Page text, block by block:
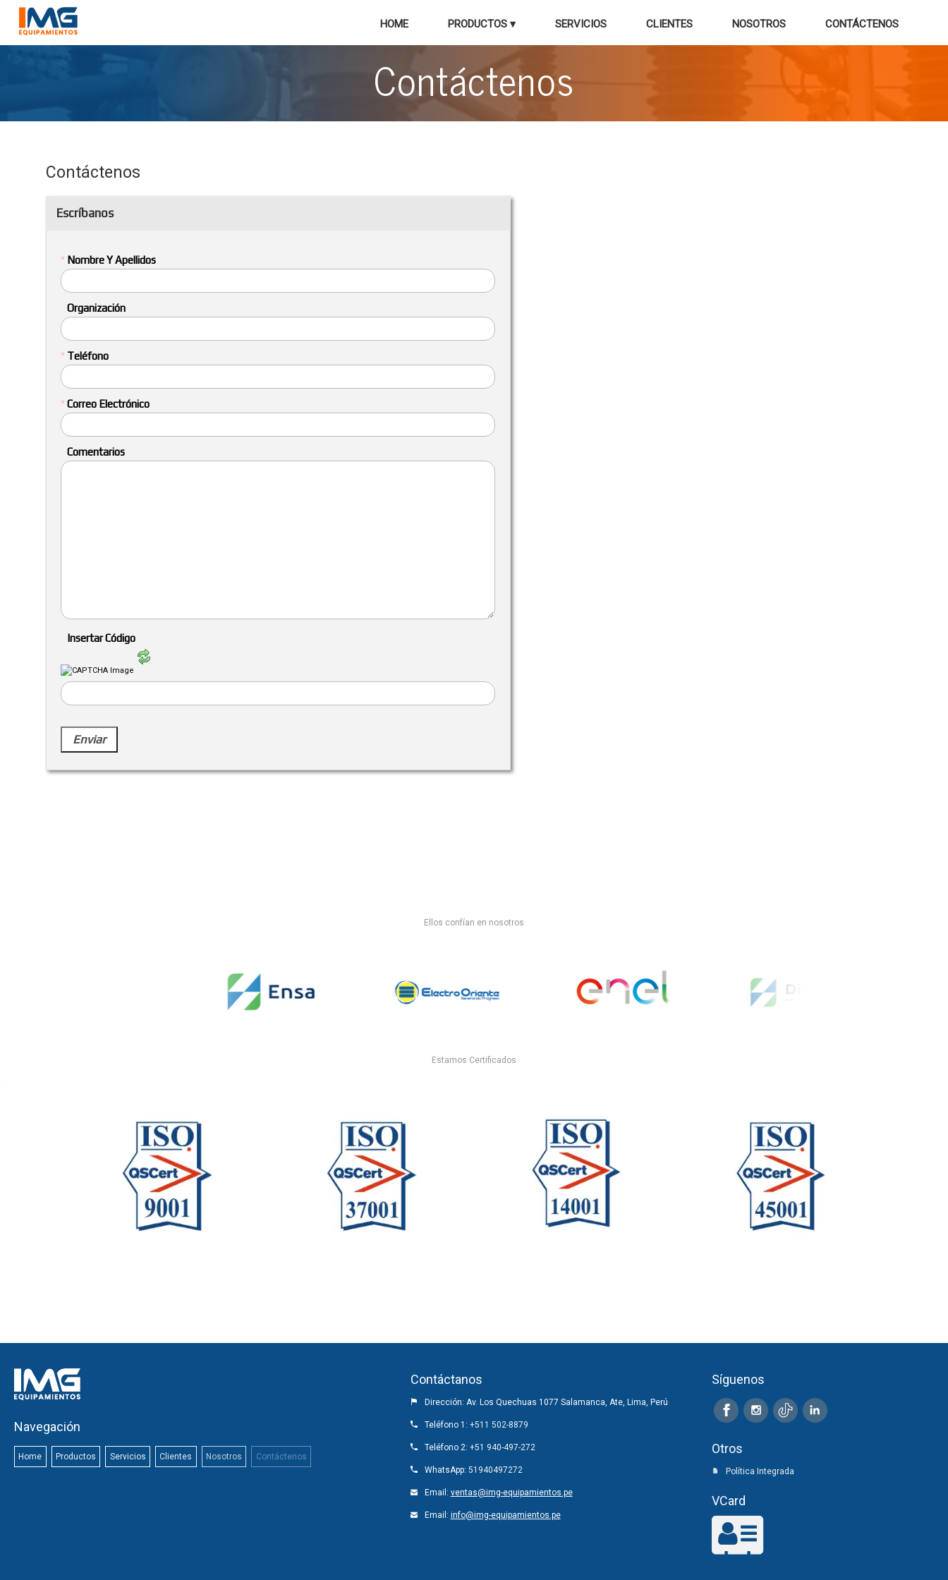
HOME PRODUCTOS ▾ SERVICIOS CLIENTES NOSOTROS CONTÁCTENOS
Contáctenos
Contáctenos
Escríbanos
* Nombre Y Apellidos
Organización
* Teléfono
*Correo Electrónico
Comentarios
Insertar Código
Ellos confían en nosotros
Estamos Certificados
Navegación
Home Productos Servicios Clientes Nosotros Contáctenos
Contáctanos
Dirección: Av. Los Quechuas 1077 Salamanca, Ate, Lima, Perú
Teléfono 1: +511 502-8879
Teléfono 2: +51 940-497-272
WhatsApp: 51940497272
Email: ventas@img-equipamientos.pe
Email: info@img-equipamientos.pe
Síguenos
Otros
Política Integrada
VCard